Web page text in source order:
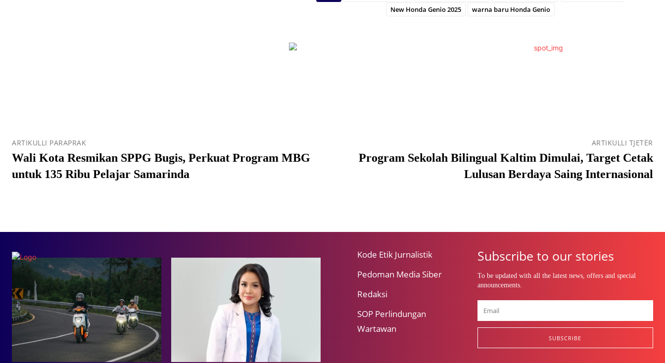
New Honda Genio 2025
warna baru Honda Genio
ARTIKULLI PARAPRAK
Wali Kota Resmikan SPPG Bugis, Perkuat Program MBG
untuk 135 Ribu Pelajar Samarinda
ARTIKULLI TJETËR
Program Sekolah Bilingual Kaltim Dimulai, Target Cetak
Lulusan Berdaya Saing Internasional
Kode Etik Jurnalistik
Pedoman Media Siber
Redaksi
SOP Perlindungan
Wartawan
Subscribe to our stories
To be updated with all the latest news, offers and special
announcements.
SUBSCRIBE